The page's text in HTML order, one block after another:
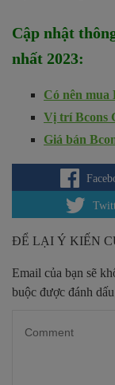
Cập nhật
nhất 2023:
Có nên mua
Vị trí Bcons
Giá bán
ĐỂ LẠI Ý KIẾN
Email của bạn sẽ
buộc được đánh dấu